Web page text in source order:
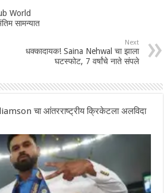
World
सामन्यात
Next
धक्कादायक! Saina Nehwal चा झाला
घटस्फोट, 7 वर्षांचे नाते संपले
चा आंतरराष्ट्रीय क्रिकेटला अलविदा